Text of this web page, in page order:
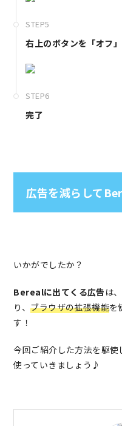
STEP5
右上のボタンを「オフ
STEP6
完了
広告を減らして
いかがでしたか？
Berealに出てくる広告 は、
り、ブラウザの拡張機能を
す！
今回ご紹介した方法を駆
使っていきましょう♪